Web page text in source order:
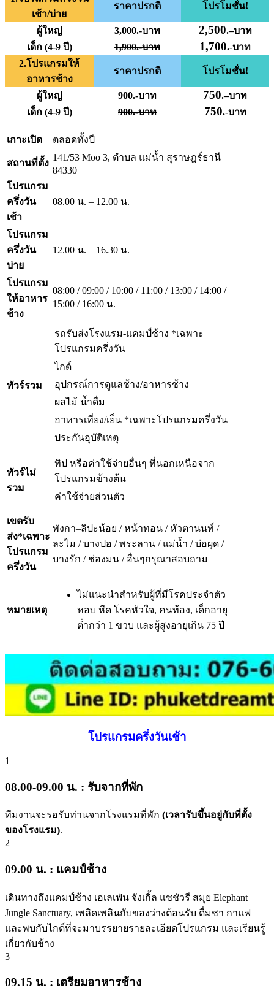
เช้า/บ่าย
ราคาปรกติ โปรโมชั่น!
ผู้ใหญ่ 3,000.-บาท 2,500.–บาท
เด็ก (4-9 ปี)
1,900.-บาท 1,700.-บาท
2.โปรแกรมให้
อาหารช้าง
ราคาปรกติ โปรโมชั่น!
ผู้ใหญ่ 900.-บาท 750.–บาท
เด็ก (4-9 ปี)
900.-บาท 750.-บาท
เกาะเปิด ตลอดทั้งปี
สถานที่ตั้ง
141/53 Moo 3, ตำบล แม่น้ำ สุราษฎร์ธานี
84330
โปรแกรม
ครึ่งวัน
เช้า
08.00 น. – 12.00 น.
โปรแกรม
ครึ่งวัน
บ่าย
12.00 น. – 16.30 น.
โปรแกรม
ให้อาหาร
ช้าง
08:00 / 09:00 / 10:00 / 11:00 / 13:00 / 14:00 /
15:00 / 16:00 น.
ทัวร์รวม
รถรับส่งโรงแรม-แคมป์ช้าง *เฉพาะ
โปรแกรมครึ่งวัน
ไกด์
อุปกรณ์การดูแลช้าง/อาหารช้าง
ผลไม้ น้ำดื่ม
อาหารเที่ยง/เย็น *เฉพาะโปรแกรมครึ่งวัน
ประกันอุบัติเหตุ
ทัวร์ไม่
รวม
ทิป หรือค่าใช้จ่ายอื่นๆ ที่นอกเหนือจาก
โปรแกรมข้างต้น
ค่าใช้จ่ายส่วนตัว
เขตรับ
ส่ง*เฉพาะ
โปรแกรม
ครึ่งวัน
พังกา–ลิปะน้อย / หน้าทอน / หัวตานนท์ /
ละไม / บางปอ / พระลาน / แม่น้ำ / บ่อผุด /
บางรัก / ช่องมน / อื่นๆกรุณาสอบถาม
หมายเหตุ
ไม่แนะนำสำหรับผู้ที่มีโรคประจำตัว
หอบ หืด โรคหัวใจ, คนท้อง, เด็กอายุ
ต่ำกว่า 1 ขวบ และผู้สูงอายุเกิน 75 ปี
โปรแกรมครึ่งวันเช้า
1
08.00-09.00 น. : รับจากที่พัก
ทีมงานจะรอรับท่านจากโรงแรมที่พัก (เวลารับขึ้นอยู่กับที่ตั้ง
ของโรงแรม).
2
09.00 น. : แคมป์ช้าง
เดินทางถึงแคมป์ช้าง เอเลเฟ่น จังเกิ้ล แซชัวรี สมุย Elephant
Jungle Sanctuary, เพลิดเพลินกับของว่างต้อนรับ ดื่มชา กาแฟ
และพบกับไกด์ที่จะมาบรรยายรายละเอียดโปรแกรม และเรียนรู้
เกี่ยวกับช้าง
3
09.15 น. : เตรียมอาหารช้าง